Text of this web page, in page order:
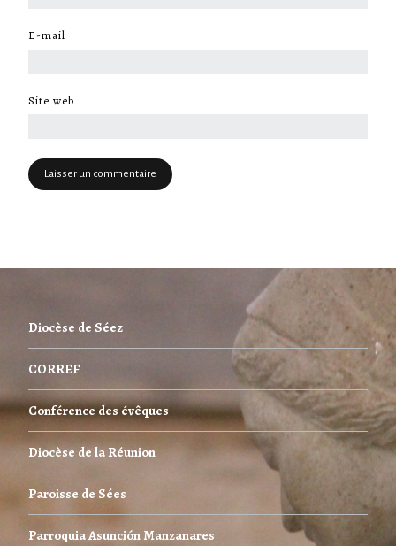
E-mail
Site web
Diocèse de Séez
CORREF
Conférence des évêques
Diocèse de la Réunion
Paroisse de Sées
Parroquia Asunción Manzanares